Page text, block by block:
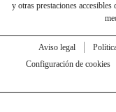
y otras prestaciones accesibles
Aviso legal
Configuración de cookies